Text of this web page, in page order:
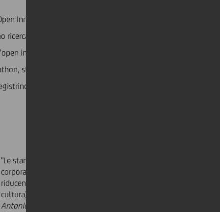
Innovation per generare business tra partner
ricercati gli “elephants”, big corporate che adottano
innovation. Le modalità principali per far
strutturazione di progetti di incubation. Una
sia in ambito di innovazione sostenibile che
"Le startup possono "far ballare" gli elefanti
corporativi, accorciando il loro "time to market",
riducendo i costi e agilizzando la loro struttura (e
cultura)."
Antonio Fontanini, Chief Exponential Officer of